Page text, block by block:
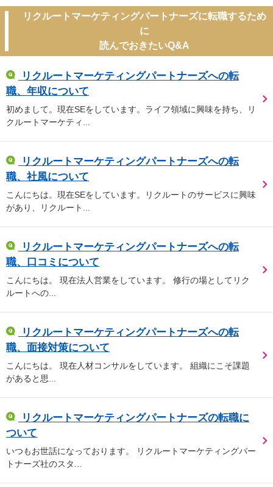
リクルートマーケティングパートナーズに転職するため
に
読んでおきたいQ&A
リクルートマーケティングパートナーズへの転
職、年収について
初めまして。現在SEをしています。ライフ領域に興味を持ち、リ
クルートマーケティ...
リクルートマーケティングパートナーズへの転
職、社風について
こんにちは。現在SEをしています。リクルートのサービスに興味
があり、リクルート...
リクルートマーケティングパートナーズへの転
職、口コミについて
こんにちは。 現在法人営業をしています。 修行の場としてリク
ルートへの...
リクルートマーケティングパートナーズへの転
職、面接対策について
こんにちは。 現在人材コンサルをしています。 組織にこそ課題
があると思...
リクルートマーケティングパートナーズの転職に
ついて
いつもお世話になっております。 リクルートマーケティングパー
トナーズ社のスタ...